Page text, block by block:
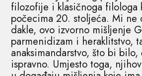
filozofije i klasičnoga filologa
počecima 20. stoljeća. Mi ne
dakle, ovo izvorno mišljenje
parmenidizam i heraklitstvo,
anaksimandarstvo, što bi
ispravno. Umjesto toga,